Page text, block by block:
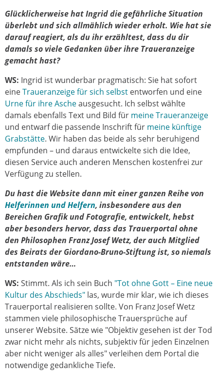
Glücklicherweise hat Ingrid die gefährliche Situation
überlebt und sich allmählich wieder erholt. Wie hat sie
darauf reagiert, als du ihr erzähltest, dass du dir
damals so viele Gedanken über ihre Traueranzeige
gemacht hast?
WS: Ingrid ist wunderbar pragmatisch: Sie hat sofort
eineTraueranzeige für sich selbst entworfen und eine
Urne für ihre Ascheausgesucht. Ich selbst wählte
damals ebenfalls Text und Bild für meine Traueranzeige
und entwarf die passende Inschrift für meine künftige
Grabstätte. Wir haben das beide als sehr beruhigend
empfunden – und daraus entwickelte sich die Idee,
diesen Service auch anderen Menschen kostenfrei zur
Verfügung zu stellen.
Du hast die Website dann mit einer ganzen Reihe von
Helferinnen und Helfern, insbesondere aus den
Bereichen Grafik und Fotografie, entwickelt, hebst
aber besonders hervor, dass das Trauerportal ohne
den Philosophen Franz Josef Wetz, der auch Mitglied
des Beirats der Giordano-Bruno-Stiftung ist, so niemals
entstanden wäre…
WS: Stimmt. Als ich sein Buch "Tot ohne Gott – Eine neue
Kultur des Abschieds" las, wurde mir klar, wie ich dieses
Trauerportal realisieren sollte. Von Franz Josef Wetz
stammen viele philosophische Trauersprüche auf
unserer Website. Sätze wie "Objektiv gesehen ist der Tod
zwar nicht mehr als nichts, subjektiv für jeden Einzelnen
aber nicht weniger als alles" verleihen dem Portal die
notwendige gedankliche Tiefe.